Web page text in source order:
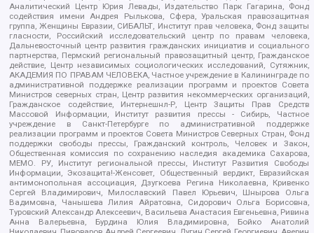
Аналитический Центр Юрия Левады, Издательство Парк Гагарина, Фонд
содействия имени Андрея Рылькова, Сфера, Уральская правозащитная
группа, Женщины Евразии, СИБАЛЬТ, Институт прав человека, Фонд защиты
гласности, Российский исследовательский центр по правам человека,
Дальневосточный центр развития гражданских инициатив и социального
партнерства, Пермский региональный правозащитный центр, Гражданское
действие, Центр независимых социологических исследований, Сутяжник,
АКАДЕМИЯ ПО ПРАВАМ ЧЕЛОВЕКА, Частное учреждение в Калининграде по
административной поддержке реализации программ и проектов Совета
Министров северных стран, Центр развития некоммерческих организаций,
Гражданское содействие, Интернешнл-Р, Центр Защиты Прав Средств
Массовой Информации, Институт развития прессы - Сибирь, Частное
учреждение в Санкт-Петербурге по административной поддержке
реализации программ и проектов Совета Министров Северных Стран, Фонд
поддержки свободы прессы, Гражданский контроль, Человек и Закон,
Общественная комиссия по сохранению наследия академика Сахарова,
МЕМО. РУ, Институт региональной прессы, Институт Развития Свободы
Информации, Экозащита!-Женсовет, Общественный вердикт, Евразийская
антимонопольная ассоциация, Дзугкоева Регина Николаевна, Кривенко
Сергей Владимирович, Милославский Павел Юрьевич, Шнырова Ольга
Вадимовна, Чанышева Лилия Айратовна, Сидорович Ольга Борисовна,
Туровский Александр Алексеевич, Васильева Анастасия Евгеньевна, Ривина
Анна Валерьевна, Бурдина Юлия Владимировна, Бойко Анатолий